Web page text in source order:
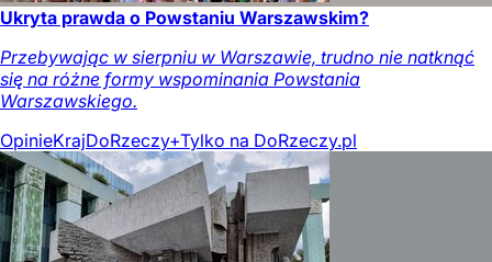
Ukryta prawda o Powstaniu Warszawskim?
Przebywając w sierpniu w Warszawie, trudno nie natknąć
się na różne formy wspominania Powstania
Warszawskiego.
OpinieKrajDoRzeczy+Tylko na DoRzeczy.pl